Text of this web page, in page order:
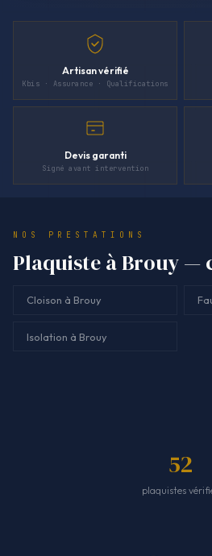
Artisan vérifié
Kbis · Assurance · Qualifications
Devis garanti
Signé avant intervention
NOS PRESTATIONS
Plaquiste à Brouy —
Cloison à Brouy
Isolation à Brouy
52
plaquistes